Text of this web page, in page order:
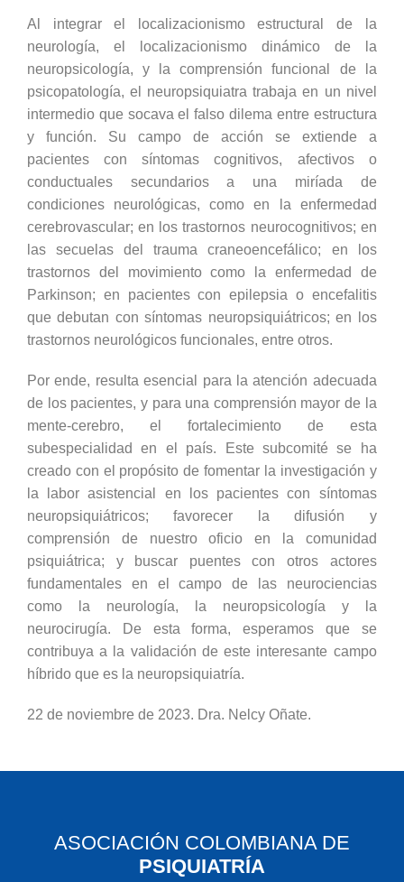
Al integrar el localizacionismo estructural de la
neurología, el localizacionismo dinámico de la
neuropsicología, y la comprensión funcional de la
psicopatología, el neuropsiquiatra trabaja en un nivel
intermedio que socava el falso dilema entre estructura
y función. Su campo de acción se extiende a
pacientes con síntomas cognitivos, afectivos o
conductuales secundarios a una miríada de
condiciones neurológicas, como en la enfermedad
cerebrovascular; en los trastornos neurocognitivos; en
las secuelas del trauma craneoencefálico; en los
trastornos del movimiento como la enfermedad de
Parkinson; en pacientes con epilepsia o encefalitis
que debutan con síntomas neuropsiquiátricos; en los
trastornos neurológicos funcionales, entre otros.
Por ende, resulta esencial para la atención adecuada
de los pacientes, y para una comprensión mayor de la
mente-cerebro, el fortalecimiento de esta
subespecialidad en el país. Este subcomité se ha
creado con el propósito de fomentar la investigación y
la labor asistencial en los pacientes con síntomas
neuropsiquiátricos; favorecer la difusión y
comprensión de nuestro oficio en la comunidad
psiquiátrica; y buscar puentes con otros actores
fundamentales en el campo de las neurociencias
como la neurología, la neuropsicología y la
neurocirugía. De esta forma, esperamos que se
contribuya a la validación de este interesante campo
híbrido que es la neuropsiquiatría.
22 de noviembre de 2023. Dra. Nelcy Oñate.
ASOCIACIÓN COLOMBIANA DE
PSIQUIATRÍA